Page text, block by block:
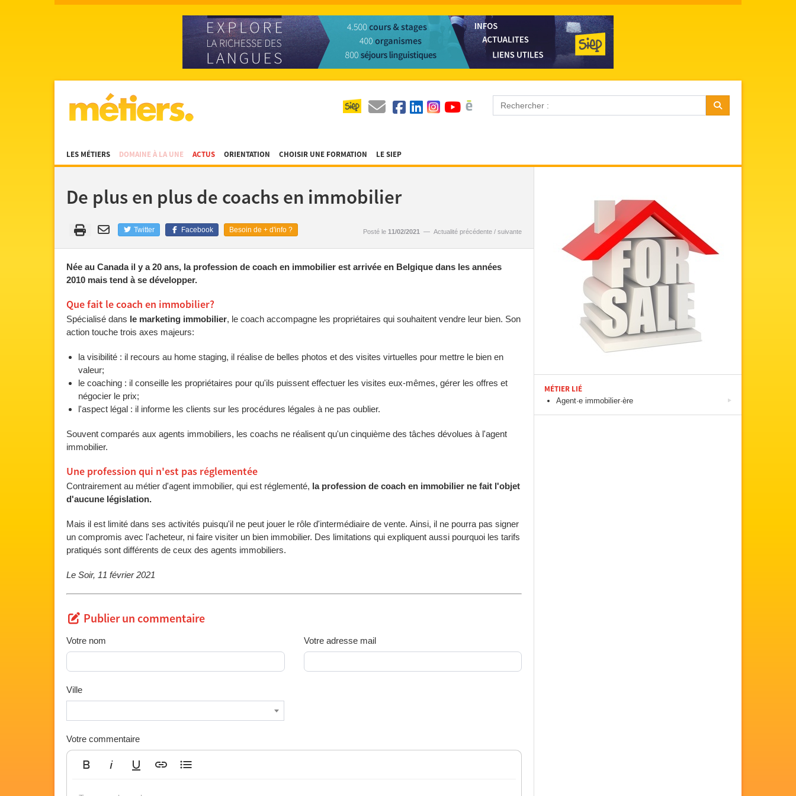
LES MÉTIERS DOMAINE À LA UNE ACTUS ORIENTATION CHOISIR UNE FORMATION LE SIEP
De plus en plus de coachs en immobilier
Twitter Facebook Besoin de + d'info ? Posté le 11/02/2021 — Actualité précédente / suivante
Née au Canada il y a 20 ans, la profession de coach en immobilier est arrivée en Belgique dans les années
2010 mais tend à se développer.
Que fait le coach en immobilier?
Spécialisé dans le marketing immobilier, le coach accompagne les propriétaires qui souhaitent vendre leur bien. Son
action touche trois axes majeurs:
la visibilité : il recours au home staging, il réalise de belles photos et des visites virtuelles pour mettre le bien en
valeur;
le coaching : il conseille les propriétaires pour qu'ils puissent effectuer les visites eux-mêmes, gérer les offres et
négocier le prix;
l'aspect légal : il informe les clients sur les procédures légales à ne pas oublier.
Souvent comparés aux agents immobiliers, les coachs ne réalisent qu'un cinquième des tâches dévolues à l'agent
immobilier.
Une profession qui n'est pas réglementée
Contrairement au métier d'agent immobilier, qui est réglementé, la profession de coach en immobilier ne fait l'objet
d'aucune législation.
Mais il est limité dans ses activités puisqu'il ne peut jouer le rôle d'intermédiaire de vente. Ainsi, il ne pourra pas signer
un compromis avec l'acheteur, ni faire visiter un bien immobilier. Des limitations qui expliquent aussi pourquoi les tarifs
pratiqués sont différents de ceux des agents immobiliers.
Le Soir, 11 février 2021
Publier un commentaire
Votre nom Votre adresse mail
Ville
Votre commentaire
MÉTIER LIÉ
Agent·e immobilier·ère